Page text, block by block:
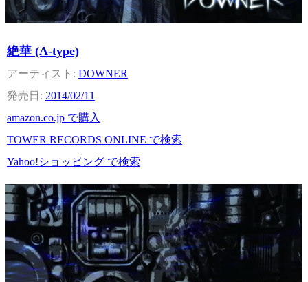
絶華 (A-type)
DOWNER
2014/02/11
amazon.co.jp で購入
TOWER RECORDS ONLINE で検索
Yahoo!ショッピング で検索